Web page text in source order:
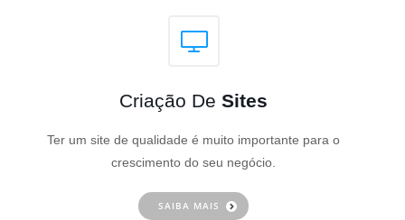
Criação De Sites
Ter um site de qualidade é muito importante para o
crescimento do seu negócio.
SAIBA MAIS